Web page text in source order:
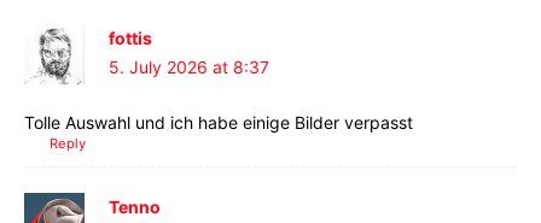
fottis
5. July 2026 at 8:37
Tolle Auswahl und ich habe einige Bilder verpasst
Reply
Tenno